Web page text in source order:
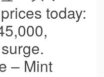
today:
– Mint